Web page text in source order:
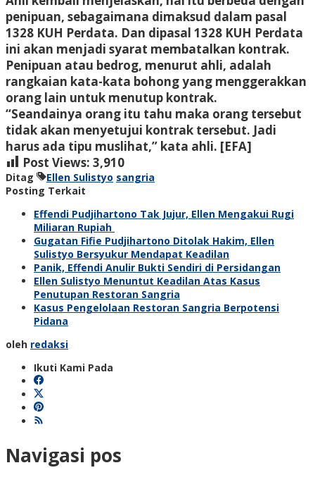
penipuan, sebagaimana dimaksud dalam pasal
1328 KUH Perdata. Dan dipasal 1328 KUH Perdata
ini akan menjadi syarat membatalkan kontrak.
Penipuan atau bedrog, menurut ahli, adalah
rangkaian kata-kata bohong yang menggerakkan
orang lain untuk menutup kontrak.
“Seandainya orang itu tahu maka orang tersebut
tidak akan menyetujui kontrak tersebut. Jadi
harus ada tipu muslihat,” kata ahli. [EFA]
Post Views: 3,910
Ditag Ellen Sulistyo sangria
Posting Terkait
Effendi Pudjihartono Tak Jujur, Ellen Mengakui Rugi
Miliaran Rupiah
Gugatan Fifie Pudjihartono Ditolak Hakim, Ellen
Sulistyo Bersyukur Mendapat Keadilan
Panik, Effendi Anulir Bukti Sendiri di Persidangan
Ellen Sulistyo Menuntut Keadilan Atas Kasus
Penutupan Restoran Sangria
Kasus Pengelolaan Restoran Sangria Berpotensi
Pidana
oleh redaksi
Ikuti Kami Pada
Navigasi pos